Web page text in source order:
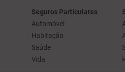
Seguros Particulares
Automóvel
Habitação
Saúde
Vida